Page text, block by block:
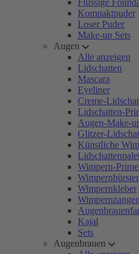
Flüssige
Kompaktpuder
Loser Puder
Make-up Sets
Augen
Alle anzeigen
Lidschatten
Mascara
Eyeliner
Creme-
Lidschatten-
Augen-Make-
Glitzer-
Künstliche
Wimpern-
Wimpernkleber
Wimpernzangen
Kajal
Sets
Augenbrauen